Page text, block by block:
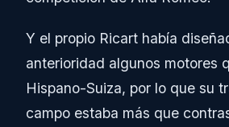
Y el propio Ricart había
anterioridad algunos motores
Hispano-Suiza, por lo que su
campo estaba más que